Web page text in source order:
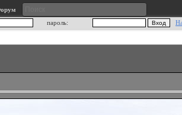
пароль: